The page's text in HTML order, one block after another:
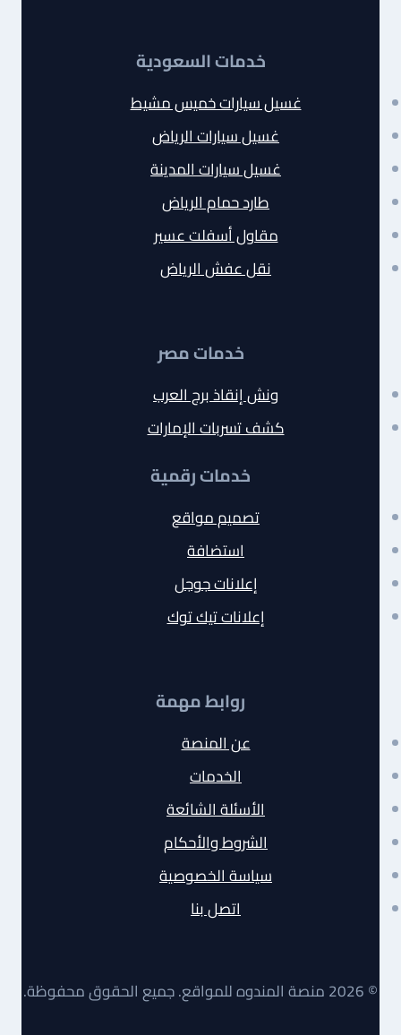
خدمات السعودية
غسيل سيارات خميس مشيط
غسيل سيارات الرياض
غسيل سيارات المدينة
طارد حمام الرياض
مقاول أسفلت عسير
نقل عفش الرياض
خدمات مصر
ونش إنقاذ برج العرب
كشف تسربات الإمارات
خدمات رقمية
تصميم مواقع
استضافة
إعلانات جوجل
إعلانات تيك توك
روابط مهمة
عن المنصة
الخدمات
الأسئلة الشائعة
الشروط والأحكام
سياسة الخصوصية
اتصل بنا
© 2026 منصة المندوه للمواقع. جميع الحقوق محفوظة.